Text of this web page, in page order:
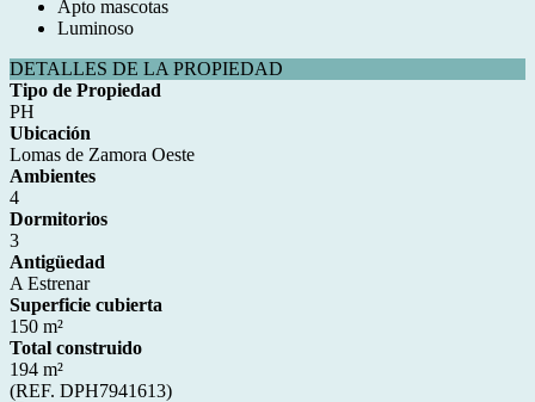
Apto mascotas
Luminoso
DETALLES DE LA PROPIEDAD
Tipo de Propiedad
PH
Ubicación
Lomas de Zamora Oeste
Ambientes
4
Dormitorios
3
Antigüedad
A Estrenar
Superficie cubierta
150 m²
Total construido
194 m²
(REF. DPH7941613)